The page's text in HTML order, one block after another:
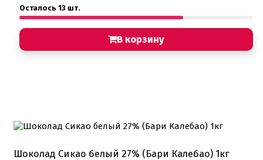
Осталось 13 шт.
В корзину
Шоколад Сикао белый 27% (Бари Калебао) 1кг